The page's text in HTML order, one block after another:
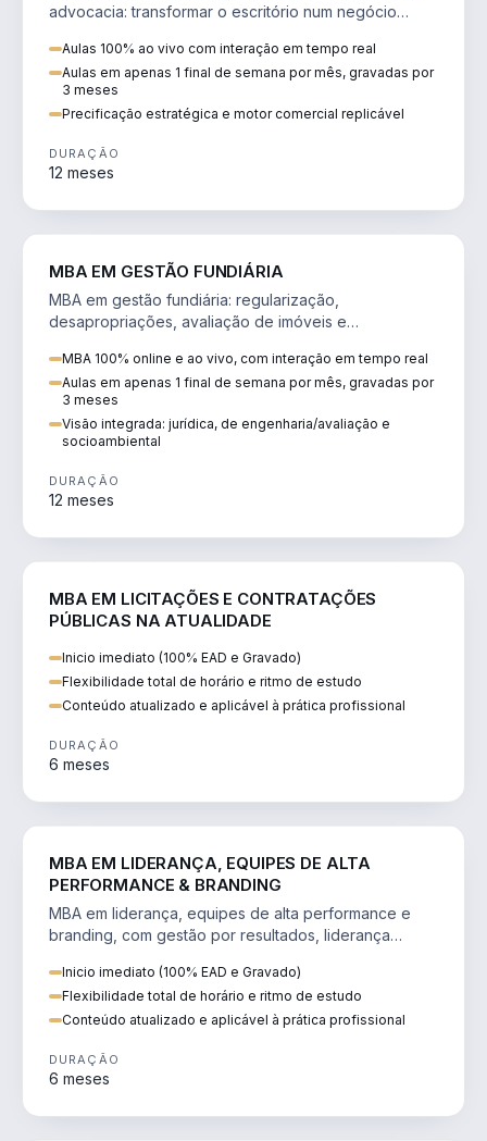
advocacia: transformar o escritório num negócio
Aulas 100% ao vivo com interação em tempo real
Aulas em apenas 1 final de semana por mês, gravadas por
3 meses
Precificação estratégica e motor comercial replicável
DURAÇÃO
12 meses
MBA EM GESTÃO FUNDIÁRIA
MBA em gestão fundiária: regularização,
desapropriações, avaliação de imóveis e
MBA 100% online e ao vivo, com interação em tempo real
Aulas em apenas 1 final de semana por mês, gravadas por
3 meses
Visão integrada: jurídica, de engenharia/avaliação e
socioambiental
DURAÇÃO
12 meses
MBA EM LICITAÇÕES E CONTRATAÇÕES
PÚBLICAS NA ATUALIDADE
Inicio imediato (100% EAD e Gravado)
Flexibilidade total de horário e ritmo de estudo
Conteúdo atualizado e aplicável à prática profissional
DURAÇÃO
6 meses
MBA EM LIDERANÇA, EQUIPES DE ALTA
PERFORMANCE & BRANDING
MBA em liderança, equipes de alta performance e
branding, com gestão por resultados, liderança
Inicio imediato (100% EAD e Gravado)
Flexibilidade total de horário e ritmo de estudo
Conteúdo atualizado e aplicável à prática profissional
DURAÇÃO
6 meses